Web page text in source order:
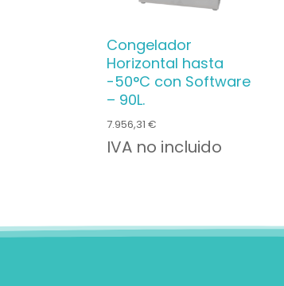
Congelador
Horizontal hasta
-50°C con Software
– 90L.
7.956,31€
IVA no incluido